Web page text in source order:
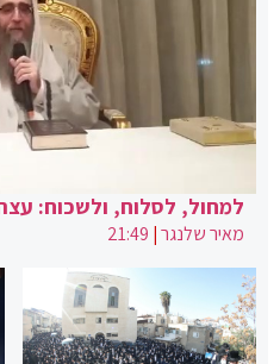
למחול, לסלוח, ולשכוח: עצה
מאיר שלנגר|
21:49